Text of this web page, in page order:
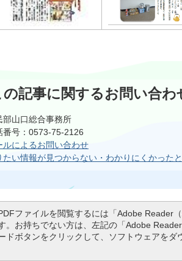
の記事に関するお問い合わ
部山口総合事務所
番号：0573-75-2126
ルによるお問い合わせ
たい情報が見つからない・わかりにくかった
ファイルを閲覧するには「Adobe Reader
。お持ちでない方は、左記の「Adobe
ドボタンをクリックして、ソフトウェアをダ